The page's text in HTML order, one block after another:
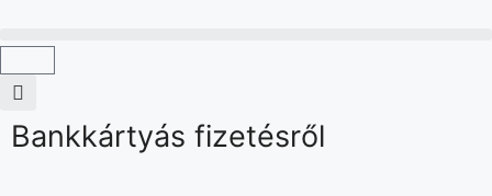
Bankkártyás fizetésről